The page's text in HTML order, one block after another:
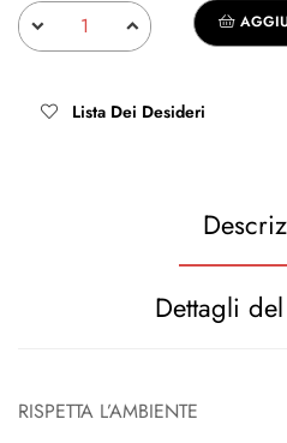
Lista Dei Desideri
Dettagli
RISPETTA L’AMBIENTE